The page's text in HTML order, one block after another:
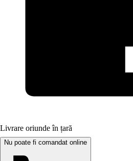
Livrare oriunde în țară
Nu poate fi comandat online